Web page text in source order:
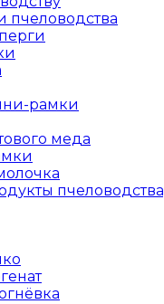
пчеловодства
рамки
меда